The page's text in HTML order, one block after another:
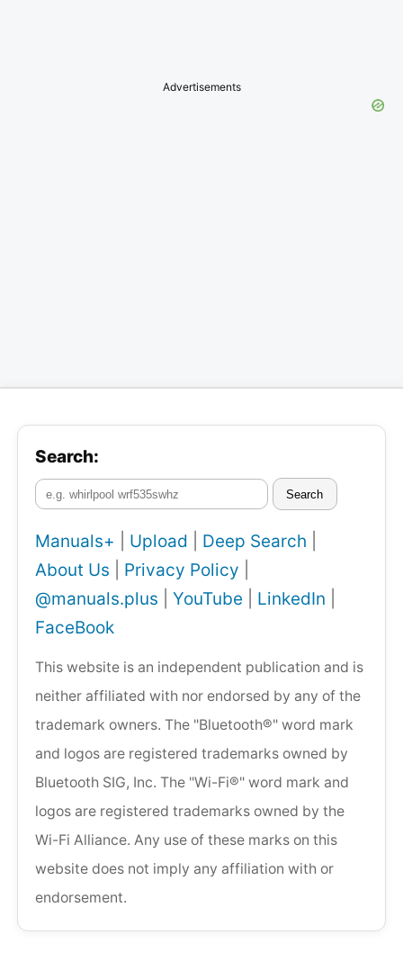
Advertisements
Search:
Search
Manuals+ Upload Deep Search
About Us
Privacy Policy
@manuals.plus
YouTube LinkedIn
FaceBook
This website is an independent publication and is
neither affiliated with nor endorsed by any of the
trademark owners. The "Bluetooth®" word mark
and logos are registered trademarks owned by
Bluetooth SIG, Inc. The "Wi-Fi®" word mark and
logos are registered trademarks owned by the
Wi-Fi Alliance. Any use of these marks on this
website does not imply any affiliation with or
endorsement.